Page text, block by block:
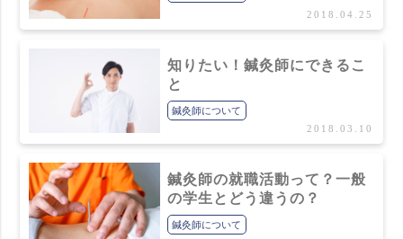
2018.04.25
知りたい！鍼灸師にできるこ
と
鍼灸師について
2018.03.10
鍼灸師の就職活動って？一般
の学生とどう違うの？
鍼灸師について